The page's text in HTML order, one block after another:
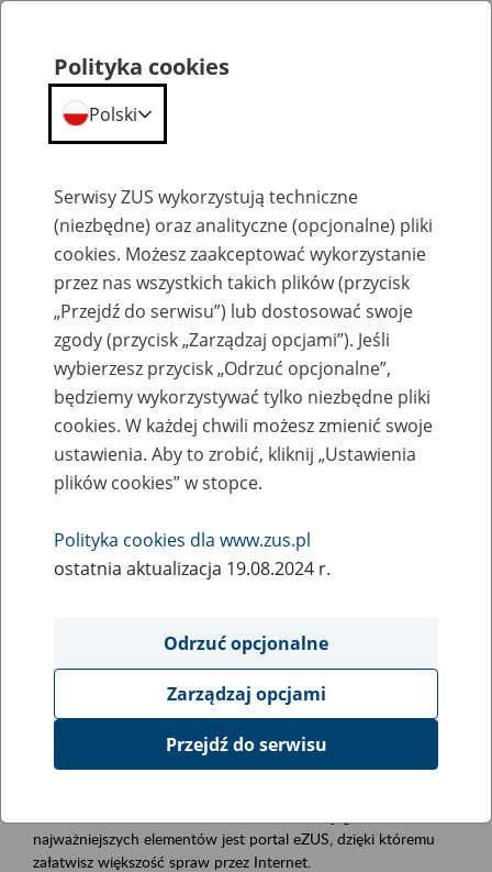
Szkolenia
Zaproś ZUS do siebie - zakładanie profili
eZUS w siedzibie Twojej firmy
Rodzaj wydarzenia
Szkolenia
Obszar merytoryczny
obsługa klientów
Opis wydarzenia
Platforma Usług Elektronicznych ZUS eZUS
najważniejszych elementów jest portal eZUS, dzięki któremu
załatwisz większość spraw przez Internet.
Polityka cookies
Polski
Serwisy ZUS wykorzystują techniczne
(niezbędne) oraz analityczne (opcjonalne) pliki
cookies. Możesz zaakceptować wykorzystanie
przez nas wszystkich takich plików (przycisk
„Przejdź do serwisu”) lub dostosować swoje
zgody (przycisk „Zarządzaj opcjami”). Jeśli
wybierzesz przycisk „Odrzuć opcjonalne”,
będziemy wykorzystywać tylko niezbędne pliki
cookies. W każdej chwili możesz zmienić swoje
ustawienia. Aby to zrobić, kliknij „Ustawienia
plików cookies” w stopce.
Polityka cookies dla www.zus.pl
ostatnia aktualizacja 19.08.2024 r.
Odrzuć opcjonalne
Zarządzaj opcjami
Przejdź do serwisu